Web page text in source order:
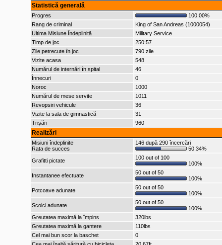
Statistică generală
Progres
100.00%
Rang de criminal
King of San Andreas (1000054)
Ultima Misiune Îndeplinită
Military Service
Timp de joc
250:57
Zile petrecute în joc
790 zile
Vizite acasa
548
Numărul de internări în spital
46
Înnecuri
0
Noroc
1000
Numărul de mese servite
1011
Revopsiri vehicule
36
Vizite la sala de gimnastică
31
Trişări
960
Realizări
Misiuni îndeplinite
Rata de succes
146 după 290 încercări
50.34%
Grafitti pictate
100 out of 100
100%
Instantanee efectuate
50 out of 50
100%
Potcoave adunate
50 out of 50
100%
Scoici adunate
50 out of 50
100%
Greutatea maximă la împins
320lbs
Greutatea maximă la gantere
110lbs
Cel mai bun scor la baschet
0